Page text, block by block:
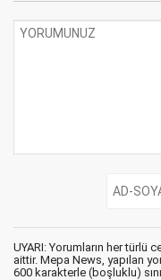
UYARI: Yorumların her türlü
aittir. Mepa News, yapılan
600 karakterle (boşluklu)